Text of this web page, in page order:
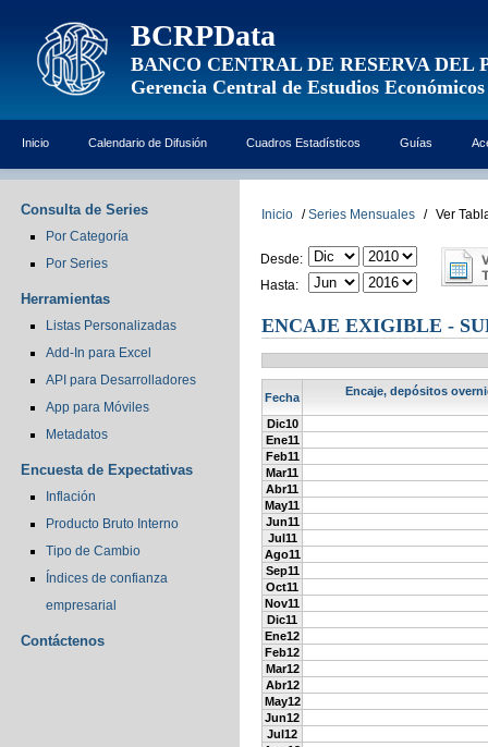
BCRPData
BANCO CENTRAL DE RESERVA DEL
Gerencia Central de Estudios Económicos
Inicio Calendario de Difusión Cuadros Estadísticos Guías
Consulta de Series
Por Categoría
Por Series
Herramientas
Listas Personalizadas
Add-In para Excel
API para Desarrolladores
App para Móviles
Metadatos
Encuesta de Expectativas
Inflación
Producto Bruto Interno
Tipo de Cambio
Índices de confianza
empresarial
Contáctenos
Inicio / Series Mensuales / Ver
Desde:
Hasta:
ENCAJE EXIGIBLE -
Fecha Encaje, depósitos
Dic10
Ene11
Feb11
Mar11
Abr11
May11
Jun11
Jul11
Ago11
Sep11
Oct11
Nov11
Dic11
Ene12
Feb12
Mar12
Abr12
May12
Jun12
Jul12